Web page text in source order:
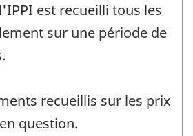
est recueilli tous les
sur une période de
recueillis sur les prix
question.